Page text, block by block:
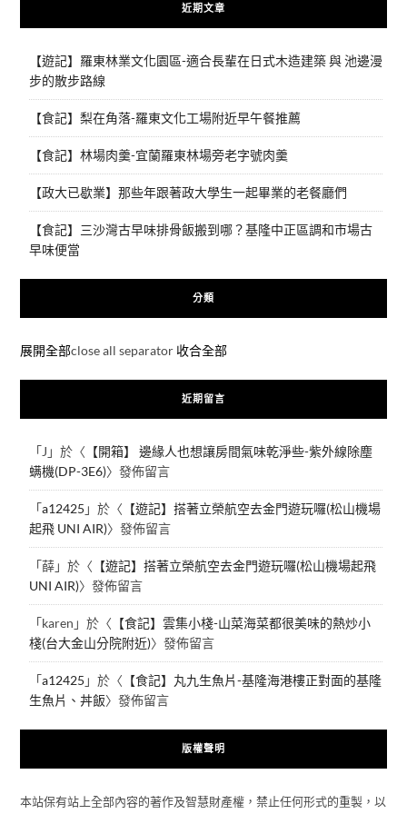
近期文章
【遊記】羅東林業文化園區-適合長輩在日式木造建築 與 池邊漫
步的散步路線
【食記】梨在角落-羅東文化工場附近早午餐推薦
【食記】林場肉羹-宜蘭羅東林場旁老字號肉羹
【政大已歇業】那些年跟著政大學生一起畢業的老餐廳們
【食記】三沙灣古早味排骨飯搬到哪？基隆中正區調和市場古
早味便當
分類
展開全部close all separator 收合全部
近期留言
「J 」於〈 【開箱】 邊緣人也想讓房間氣味乾淨些-紫外線除塵
螨機(DP-3E6)〉發佈留言
「a12425 」於〈 【遊記】搭著立榮航空去金門遊玩囉(松山機場
起飛 UNI AIR)〉發佈留言
「薛」於〈 【遊記】搭著立榮航空去金門遊玩囉(松山機場起飛
UNI AIR)〉發佈留言
「karen 」於〈 【食記】雲集小棧-山菜海菜都很美味的熱炒小
棧(台大金山分院附近)〉發佈留言
「a12425 」於〈 【食記】丸九生魚片-基隆海港樓正對面的基隆
生魚片、丼飯〉發佈留言
版權聲明
本站保有站上全部內容的著作及智慧財產權，禁止任何形式的重製，以